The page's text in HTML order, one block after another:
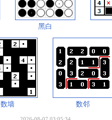
黑白
数墙 数邻